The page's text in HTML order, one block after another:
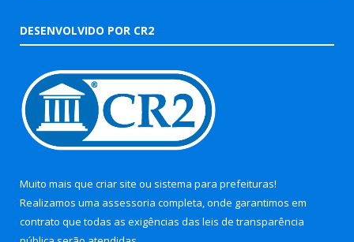
DESENVOLVIDO POR CR2
Muito mais que criar site ou sistema para prefeituras!
Realizamos uma assessoria completa, onde garantimos em
contrato que todas as exigências das leis de transparência